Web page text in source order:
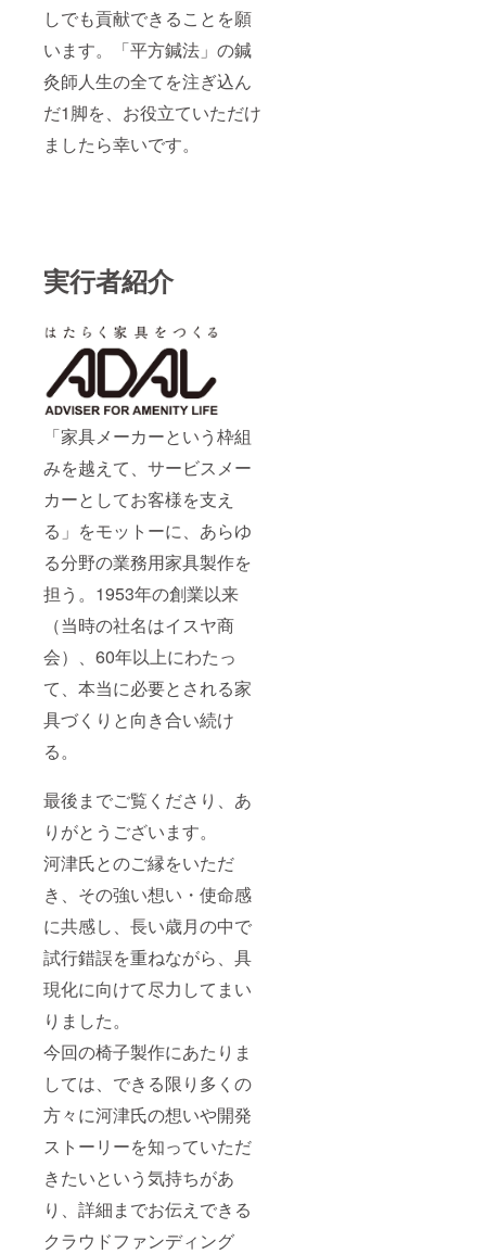
しでも貢献できることを願
います。「平方鍼法」の鍼
灸師人生の全てを注ぎ込ん
だ1脚を、お役立ていただけ
ましたら幸いです。
実行者紹介
「家具メーカーという枠組
みを越えて、サービスメー
カーとしてお客様を支え
る」をモットーに、あらゆ
る分野の業務用家具製作を
担う。1953年の創業以来
（当時の社名はイスヤ商
会）、60年以上にわたっ
て、本当に必要とされる家
具づくりと向き合い続け
る。
最後までご覧くださり、あ
りがとうございます。
河津氏とのご縁をいただ
き、その強い想い・使命感
に共感し、長い歳月の中で
試行錯誤を重ねながら、具
現化に向けて尽力してまい
りました。
今回の椅子製作にあたりま
しては、できる限り多くの
方々に河津氏の想いや開発
ストーリーを知っていただ
きたいという気持ちがあ
り、詳細までお伝えできる
クラウドファンディング